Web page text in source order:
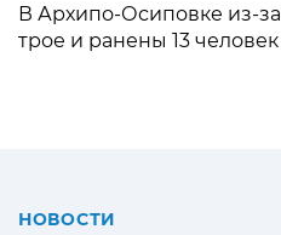
В Архипо-Осиповке из-
трое и ранены 13 человек
НОВОСТИ